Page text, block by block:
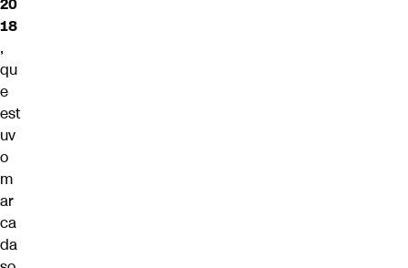
18
,
qu
e
est
uv
o
m
ar
ca
da